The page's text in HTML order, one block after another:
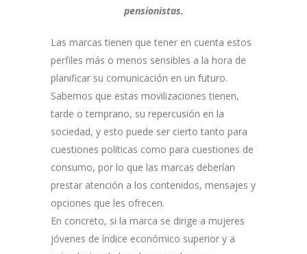
pensionistas.
Las marcas tienen que tener en cuenta estos
perfiles más o menos sensibles a la hora de
planificar su comunicación en un futuro.
Sabemos que estas movilizaciones tienen,
tarde o temprano, su repercusión en la
sociedad, y esto puede ser cierto tanto para
cuestiones políticas como para cuestiones de
consumo, por lo que las marcas deberían
prestar atención a los contenidos, mensajes y
opciones que les ofrecen.
En concreto, si la marca se dirige a mujeres
jóvenes de índice económico superior y a